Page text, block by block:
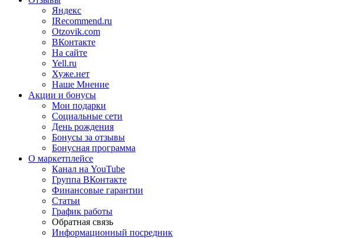
Яндекс
IRecommend.ru
Otzovik.com
ВКонтакте
На сайте
Yell.ru
Хуже.нет
Наше Мнение
Акции и бонусы
Мои подарки
Социальные сети
День рождения
Бонусы за отзывы
Бонусная программа
О маркетплейсе
Канал на YouTube
Группа ВКонтакте
Финансовые гарантии
Статьи
График работы
Обратная связь
Информационный посредник